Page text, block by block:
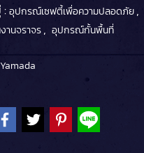
อุปกรณ์เซฟตี้เพื่อความปลอดภัย,
านจราจร, อุปกรณ์กั้นพื้นที่
Yamada